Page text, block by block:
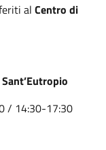
al Centro di
/ 14:30-17:30